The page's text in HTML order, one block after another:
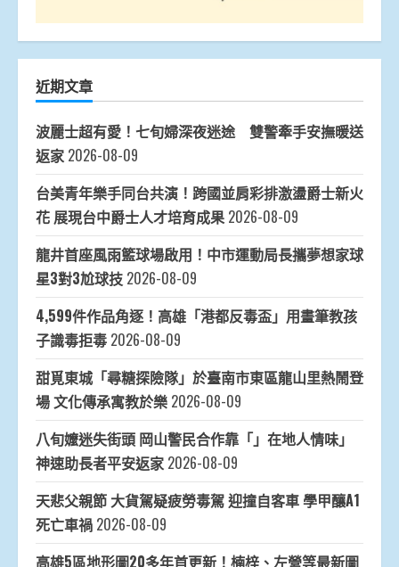
近期文章
波麗士超有愛！七旬婦深夜迷途 雙警牽手安撫暖送
返家 2026-08-09
台美青年樂手同台共演！跨國並肩彩排激盪爵士新火
花 展現台中爵士人才培育成果 2026-08-09
龍井首座風雨籃球場啟用！中市運動局長攜夢想家球
星3對3尬球技 2026-08-09
4,599件作品角逐！高雄「港都反毒盃」用畫筆教孩
子識毒拒毒 2026-08-09
甜覓東城「尋糖探險隊」於臺南市東區龍山里熱鬧登
場 文化傳承寓教於樂 2026-08-09
八旬嬤迷失街頭 岡山警民合作靠「」在地人情味」
神速助長者平安返家 2026-08-09
天悲父親節 大貨駕疑疲勞毒駕 迎撞自客車 學甲釀A1
死亡車禍 2026-08-09
高雄5區地形圖20多年首更新！楠梓、左營等最新圖